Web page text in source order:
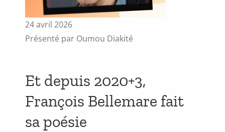
24 avril 2026
Présenté par Oumou Diakité
Et depuis 2020+3,
François Bellemare fait
sa poésie